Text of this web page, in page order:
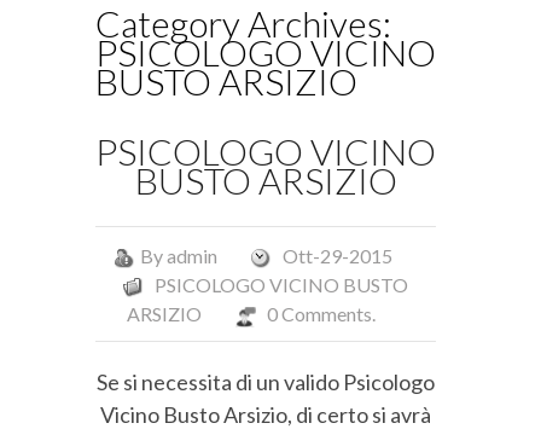
Category Archives:
PSICOLOGO VICINO
BUSTO ARSIZIO
PSICOLOGO VICINO
BUSTO ARSIZIO
Byadmin
Ott-29-2015
PSICOLOGO VICINO BUSTO
ARSIZIO
0 Comments.
Se si necessita di un valido Psicologo
Vicino Busto Arsizio, di certo si avrà